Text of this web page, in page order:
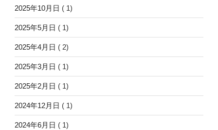
2025年10月日 ( 1)
2025年5月日 ( 1)
2025年4月日 ( 2)
2025年3月日 ( 1)
2025年2月日 ( 1)
2024年12月日 ( 1)
2024年6月日 ( 1)